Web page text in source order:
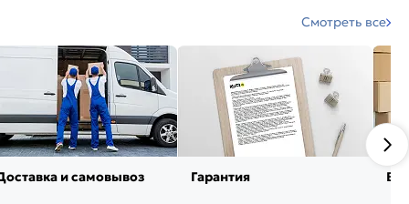
Смотреть все
и самовывоз Гарантия